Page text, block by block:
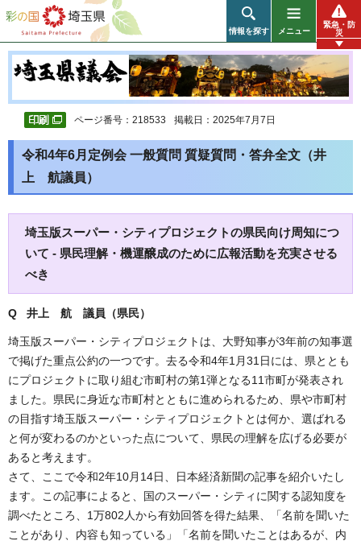
彩の国 埼玉県
情報を探す メニュー
緊急・防
災
ページ番号：218533 掲載日：2025年7月7日
令和4年6月定例会 一般質問 質疑質問・答弁全文（井
上 航議員）
埼玉版スーパー・シティプロジェクトの県民向け周知につ
いて - 県民理解・機運醸成のために広報活動を充実させる
べき
Q 井上 航 議員（県民）
埼玉版スーパー・シティプロジェクトは、大野知事が3年前の知事選
で掲げた重点公約の一つです。去る令和4年1月31日には、県ととも
にプロジェクトに取り組む市町村の第1弾となる11市町が発表され
ました。県民に身近な市町村とともに進められるため、県や市町村
の目指す埼玉版スーパー・シティプロジェクトとは何か、選ばれる
と何が変わるのかといった点について、県民の理解を広げる必要が
あると考えます。
さて、ここで令和2年10月14日、日本経済新聞の記事を紹介いたし
ます。この記事によると、国のスーパー・シティに関する認知度を
調べたところ、1万802人から有効回答を得た結果、「名前を聞いた
ことがあり、内容も知っている」「名前を聞いたことはあるが、内